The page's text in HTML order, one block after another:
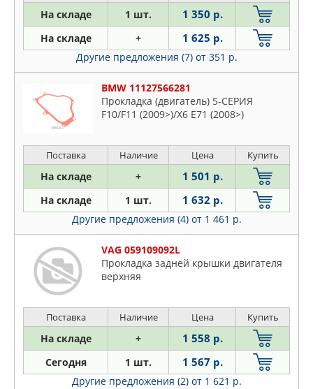
На складе 1 шт. 1 350 р.
На складе + 1 625 р.
Другие предложения (7) от 351 р.
BMW 11127566281
Прокладка (двигатель) 5-СЕРИЯ
F10/F11 (2009>)/X6 E71 (2008>)
Поставка Наличие Цена Купить
На складе + 1 501 р.
На складе 1 шт. 1 632 р.
Другие предложения (4) от 1 461 р.
VAG 059109092L
Прокладка задней крышки двигателя
верхняя
Поставка Наличие Цена Купить
На складе + 1 558 р.
Сегодня 1 шт. 1 567 р.
Другие предложения (2) от 1 621 р.